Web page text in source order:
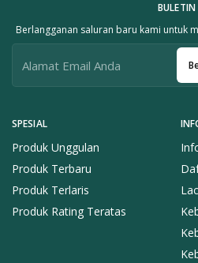
SPESIAL
Produk Unggulan
Produk Terbaru
Produk Terlaris
Produk Rating Teratas
BULETIN
Berlangganan saluran baru kami untuk